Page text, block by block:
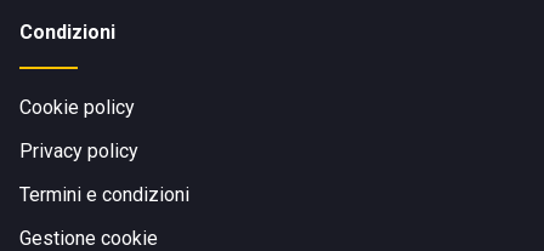
Condizioni
Cookie policy
Privacy policy
Termini e condizioni
Gestione cookie